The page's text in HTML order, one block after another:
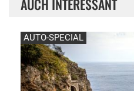
AUCH INTERESSANT
AUTO-SPECIAL